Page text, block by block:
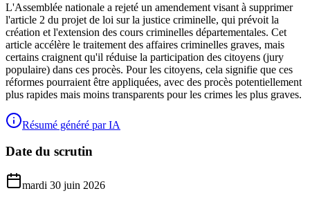
L'Assemblée nationale a rejeté un amendement visant à supprimer
l'article 2 du projet de loi sur la justice criminelle, qui prévoit la
création et l'extension des cours criminelles départementales. Cet
article accélère le traitement des affaires criminelles graves, mais
certains craignent qu'il réduise la participation des citoyens (jury
populaire) dans ces procès. Pour les citoyens, cela signifie que ces
réformes pourraient être appliquées, avec des procès potentiellement
plus rapides mais moins transparents pour les crimes les plus graves.
Résumé généré par IA
Date du scrutin
mardi 30 juin 2026